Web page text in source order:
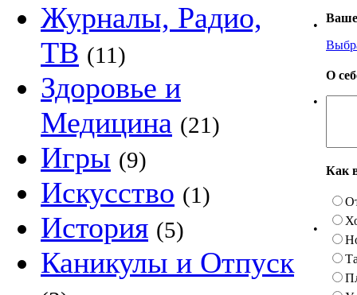
Журналы, Радио,
ТВ (11)
Здоровье и
Медицина (21)
Игры (9)
Искусство (1)
История (5)
Каникулы и Отпуск
•
Ваше
•
О
•
Как